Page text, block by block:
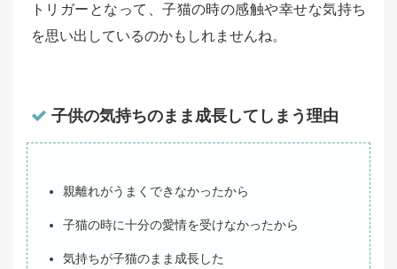
トリガーとなって、子猫の時の感触や幸せな気持ち
を思い出しているのかもしれませんね。
子供の気持ちのまま成長してしまう理由
親離れがうまくできなかったから
子猫の時に十分の愛情を受けなかったから
気持ちが子猫のまま成長した